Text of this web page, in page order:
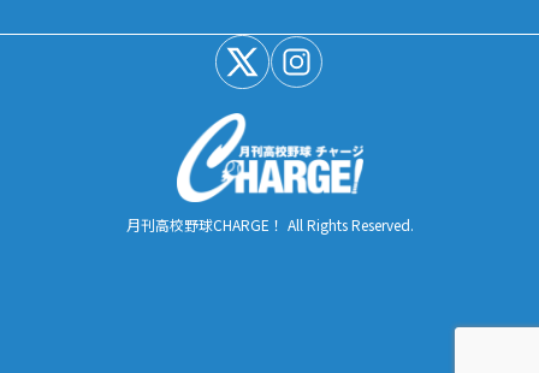
月刊高校野球CHARGE！ All Rights Reserved.